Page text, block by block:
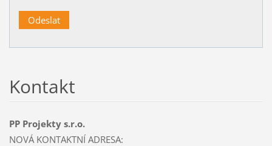
Kontakt
PP Projekty s.r.o.
NOVÁ KONTAKTNÍ ADRESA: